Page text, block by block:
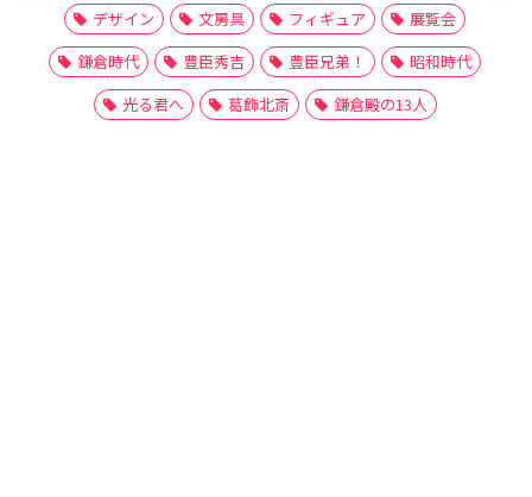
デザイン
文房具 フィギュア
展覧会
鎌倉時代
豊臣秀吉 豊臣兄弟！
昭和時代
光る君へ
葛飾北斎 鎌倉殿の13人